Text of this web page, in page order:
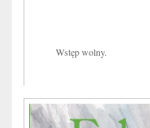
Wstęp wolny.